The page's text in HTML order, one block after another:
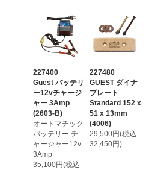
227400
Guest バッテリ
ー12vチャージ
ャー 3Amp
(2603-B)
オートマチック
バッテリー チ
ャージャー12v
3Amp
35,100円(税込
227480
GUEST ダイナ
プレート
Standard 152 x
51 x 13mm
(4006)
29,500円(税込
32,450円)